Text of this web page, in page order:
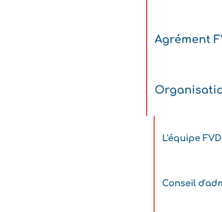
Agrément
L'équipe FVD
Conseil